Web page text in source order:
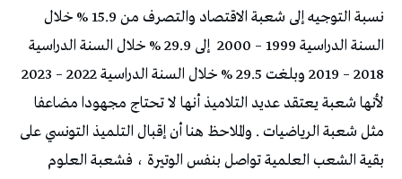
نسبة التوجيه إلى شعبة الاقتصاد والتصرف من 15.9 % خلال
السنة الدراسية 1999 – 2000
إلى 29.9 % خلال السنة الدراسية
2018 – 2019 وبلغت 29.5 % خلال السنة الدراسية 2022 – 2023
لأنها شعبة يعتقد عديد التلاميذ أنها لا تحتاج مجهودا مضاعفا
مثل شعبة الرياضيات . والملاحظ هنا أن إقبال التلميذ التونسي على
بقية الشعب العلمية تواصل بنفس الوتيرة ، فشعبة العلوم